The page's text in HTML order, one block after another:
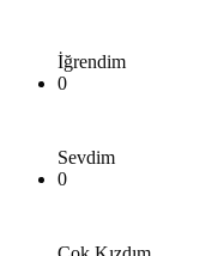
İğrendim
0
Sevdim
0